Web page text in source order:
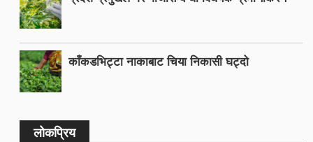
काँकडभिट्टा नाकाबाट चिया निकासी घट्दो
लोकप्रिय